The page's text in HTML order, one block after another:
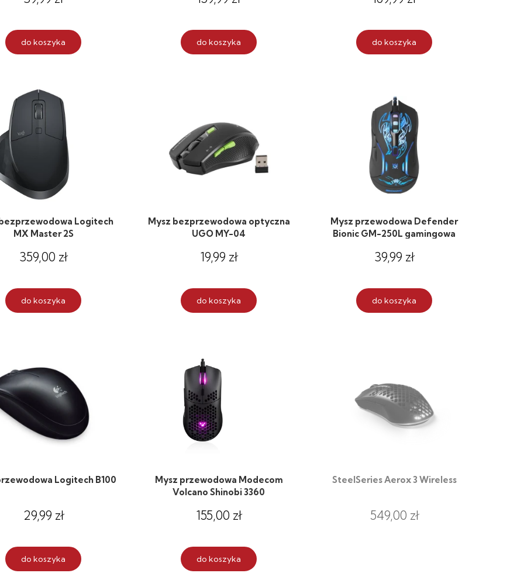
do koszyka do koszyka do koszyka
Logitech
MX Master 2S
359,00 zł
do koszyka
Mysz bezprzewodowa optyczna
UGO MY-04
19,99 zł
do koszyka
Mysz przewodowa Defender
Bionic GM-250L gamingowa
39,99 zł
do koszyka
Logitech B100
29,99 zł
do koszyka
Mysz przewodowa Modecom
Volcano Shinobi 3360
155,00 zł
do koszyka
SteelSeries Aerox 3 Wireless
549,00 zł